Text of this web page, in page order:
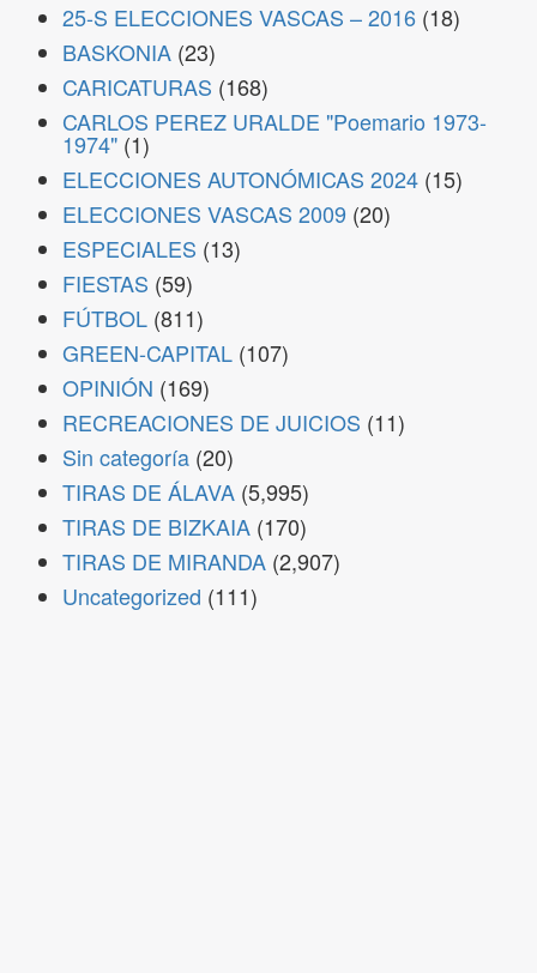
25-S ELECCIONES VASCAS – 2016 (18)
BASKONIA (23)
CARICATURAS (168)
CARLOS PEREZ URALDE "Poemario 1973-
1974" (1)
ELECCIONES AUTONÓMICAS 2024 (15)
ELECCIONES VASCAS 2009 (20)
ESPECIALES (13)
FIESTAS (59)
FÚTBOL (811)
GREEN-CAPITAL (107)
OPINIÓN (169)
RECREACIONES DE JUICIOS (11)
Sin categoría (20)
TIRAS DE ÁLAVA (5,995)
TIRAS DE BIZKAIA (170)
TIRAS DE MIRANDA (2,907)
Uncategorized (111)